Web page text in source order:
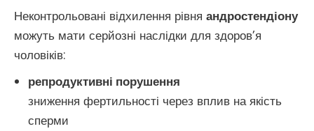
Неконтрольовані відхилення рівня андростендіону
можуть мати серйозні наслідки для здоров’я
чоловіків:
репродуктивні порушення
зниження фертильності через вплив на якість
сперми